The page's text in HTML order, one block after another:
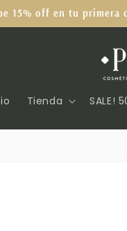
15% off en tu primera
Tienda SALE!